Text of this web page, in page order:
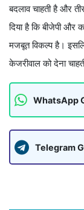
बदलाव चाहती है और
दिया है कि बीजेपी और
मजबूत विकल्प है।
केजरीवाल को देना
WhatsApp
Telegram